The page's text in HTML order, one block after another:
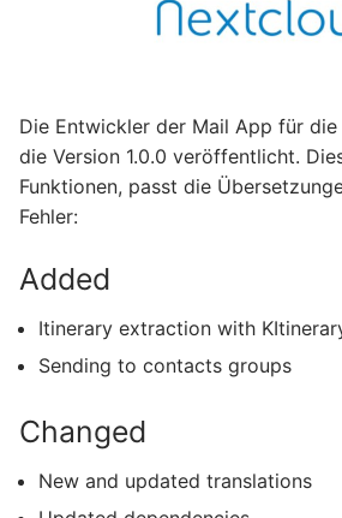
Die Entwickler der Mail App für
die Version 1.0.0 veröffentlicht.
Funktionen, passt die
Fehler:
Added
Itinerary extraction with
Sending to contacts groups
Changed
New and updated translations